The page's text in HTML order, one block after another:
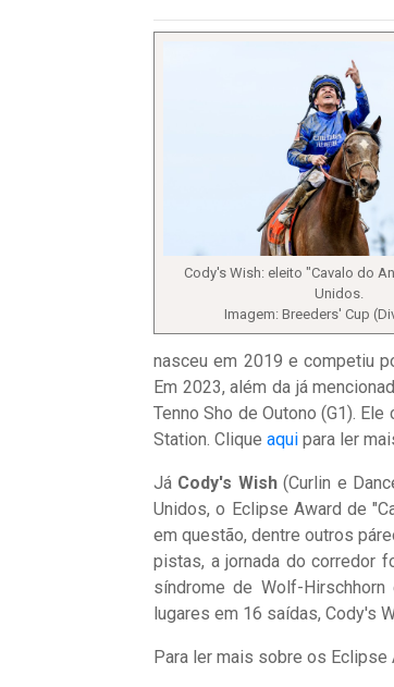
Cody's Wish: eleito "Cavalo do
Unidos.
Imagem: Breeders' Cup
nasceu em 2019 e competiu
Em 2023, além da já
Tenno Sho de Outono (G1).
Station. Clique aqui para ler
Já Cody's Wish(Curlin e
Unidos, o Eclipse Award de
em questão, dentre outros
pistas, a jornada do corredor
síndrome de Wolf-
lugares em 16 saídas, Cody's
Para ler mais sobre os